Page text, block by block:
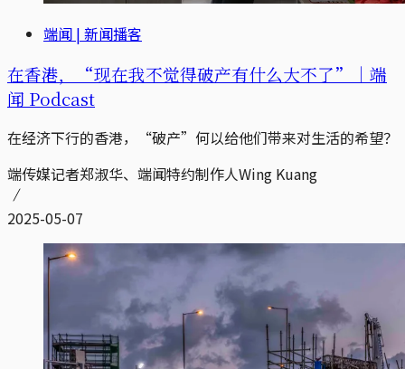
端闻 | 新闻播客
在香港，“现在我不觉得破产有什么大不了”｜端
闻 Podcast
在经济下行的香港，“破产”何以给他们带来对生活的希望？
端传媒记者郑淑华、端闻特约制作人Wing Kuang
2025-05-07